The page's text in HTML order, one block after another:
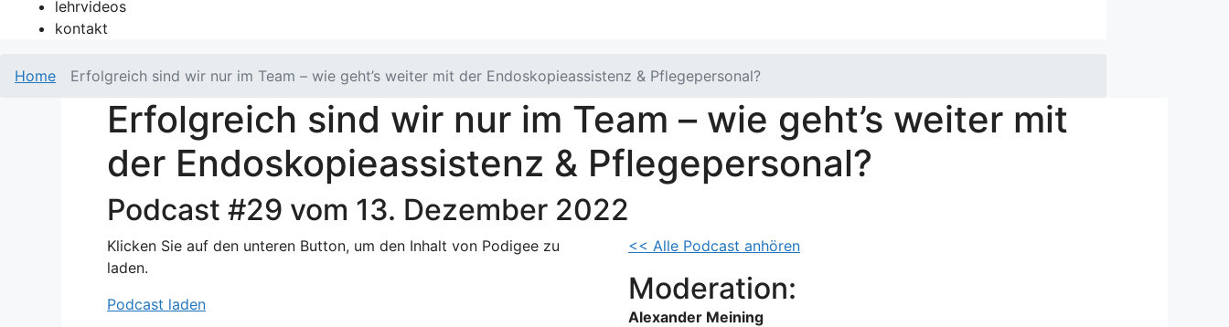
lehrvideos
kontakt
Home Erfolgreich sind wir nur im Team – wie geht’s weiter mit der Endoskopieassistenz & Pflegepersonal?
Erfolgreich sind wir nur im Team – wie geht’s weiter mit
der Endoskopieassistenz & Pflegepersonal?
Podcast #29 vom 13. Dezember 2022
Klicken Sie auf den unteren Button, um den Inhalt von Podigee zu
laden.
Podcast laden
<< Alle Podcast anhören
Moderation:
Alexander Meining